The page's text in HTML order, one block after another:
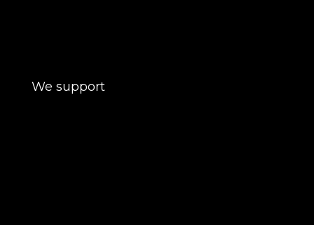
We support